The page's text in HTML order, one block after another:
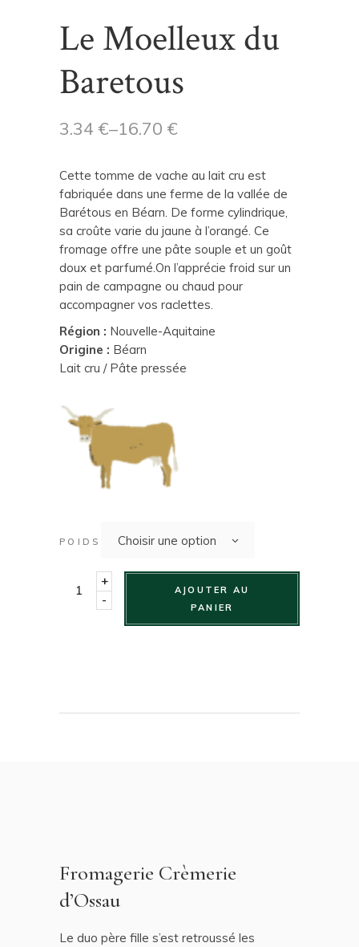
Le Moelleux du
Baretous
3.34 €–16.70 €
Cette tomme de vache au lait cru est
fabriquée dans une ferme de la vallée de
Barétous en Béarn. De forme cylindrique,
sa croûte varie du jaune à l’orangé. Ce
fromage offre une pâte souple et un goût
doux et parfumé.On l’apprécie froid sur un
pain de campagne ou chaud pour
accompagner vos raclettes.
Région : Nouvelle-Aquitaine
Origine : Béarn
Lait cru / Pâte pressée
POIDS Choisir une option
-
+
AJOUTER AU
PANIER
Fromagerie Crèmerie
d’Ossau
Le duo père fille s’est retroussé les